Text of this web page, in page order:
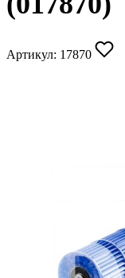
Артикул: 17870